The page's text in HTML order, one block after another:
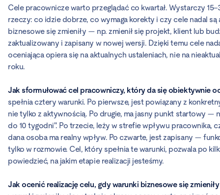
Cele pracownicze warto przeglądać co kwartał. Wystarczy
rzeczy: co idzie dobrze, co wymaga korekty i czy cele nadal są
biznesowe się zmieniły — np. zmienił się projekt, klient lub
zaktualizowany i zapisany w nowej wersji. Dzięki temu cele
oceniająca opiera się na aktualnych ustaleniach, nie na
roku.
Jak sformułować cel pracowniczy, który da się obiektywnie
spełnia cztery warunki. Po pierwsze, jest powiązany z
nie tylko z aktywnością. Po drugie, ma jasny punkt startowy —
do 10 tygodni". Po trzecie, leży w strefie wpływu pracownika,
dana osoba ma realny wpływ. Po czwarte, jest zapisany —
tylko w rozmowie. Cel, który spełnia te warunki, pozwala po
powiedzieć, na jakim etapie realizacji jesteśmy.
Jak ocenić realizację celu, gdy warunki biznesowe się